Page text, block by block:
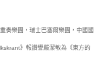
奏樂團，瑞士巴塞爾樂團，中國國
》報讚譽嚴潔敏為《東方的